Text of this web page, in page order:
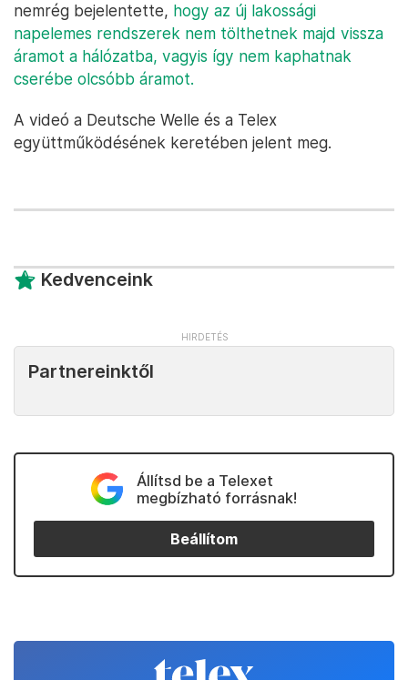
nemrég bejelentette, hogy az új lakossági
napelemes rendszerek nem tölthetnek majd vissza
áramot a hálózatba, vagyis így nem kaphatnak
cserébe olcsóbb áramot.
A videó a Deutsche Welle és a Telex
együttműködésének keretében jelent meg.
Kedvenceink
Partnereinktől
Állítsd be a Telexet
megbízható forrásnak!
Beállítom